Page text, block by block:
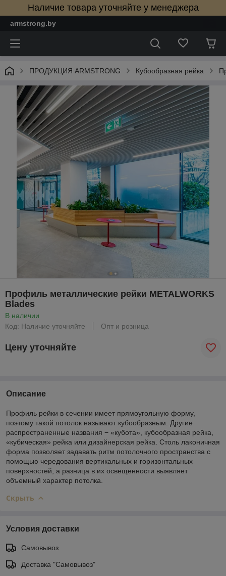
Наличие товара уточняйте у менеджера
armstrong.by
ПРОДУКЦИЯ ARMSTRONG Кубообразная рейка
Профиль металлические рейки METALWORKS
Blades
В наличии
Код: Наличие уточняйте
Опт и розница
Цену уточняйте
Описание
Профиль рейки в сечении имеет прямоугольную форму,
поэтому такой потолок называют кубообразным. Другие
распространенные названия − «кубота», кубообразная рейка,
«кубическая» рейка или дизайнерская рейка. Столь лаконичная
форма позволяет задавать ритм потолочного пространства с
помощью чередования вертикальных и горизонтальных
поверхностей, а разница в их освещенности выявляет
объемный характер потолка.
Скрыть
Условия доставки
Самовывоз
Доставка "Самовывоз"